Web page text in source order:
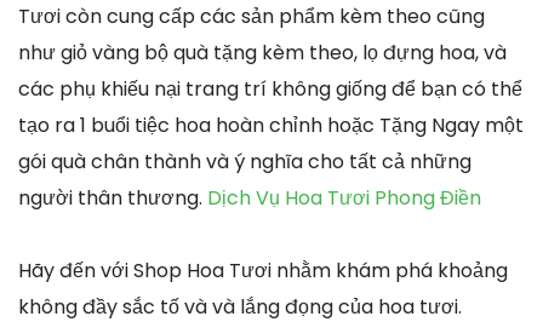
Tươi còn cung cấp các sản phẩm kèm theo cũng
như giỏ vàng bộ quà tặng kèm theo, lọ đựng hoa, và
các phụ khiếu nại trang trí không giống để bạn có thể
tạo ra 1 buổi tiệc hoa hoàn chỉnh hoặc Tặng Ngay một
gói quà chân thành và ý nghĩa cho tất cả những
người thân thương. Dịch Vụ Hoa Tươi Phong Điền
Hãy đến với Shop Hoa Tươi nhằm khám phá khoảng
không đầy sắc tố và và lắng đọng của hoa tươi.